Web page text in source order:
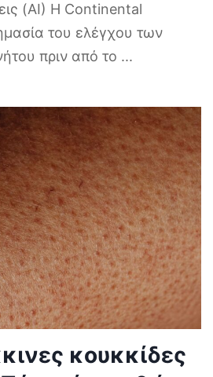
(AI) Η Continental
του ελέγχου των
πριν από το ...
κουκκίδες